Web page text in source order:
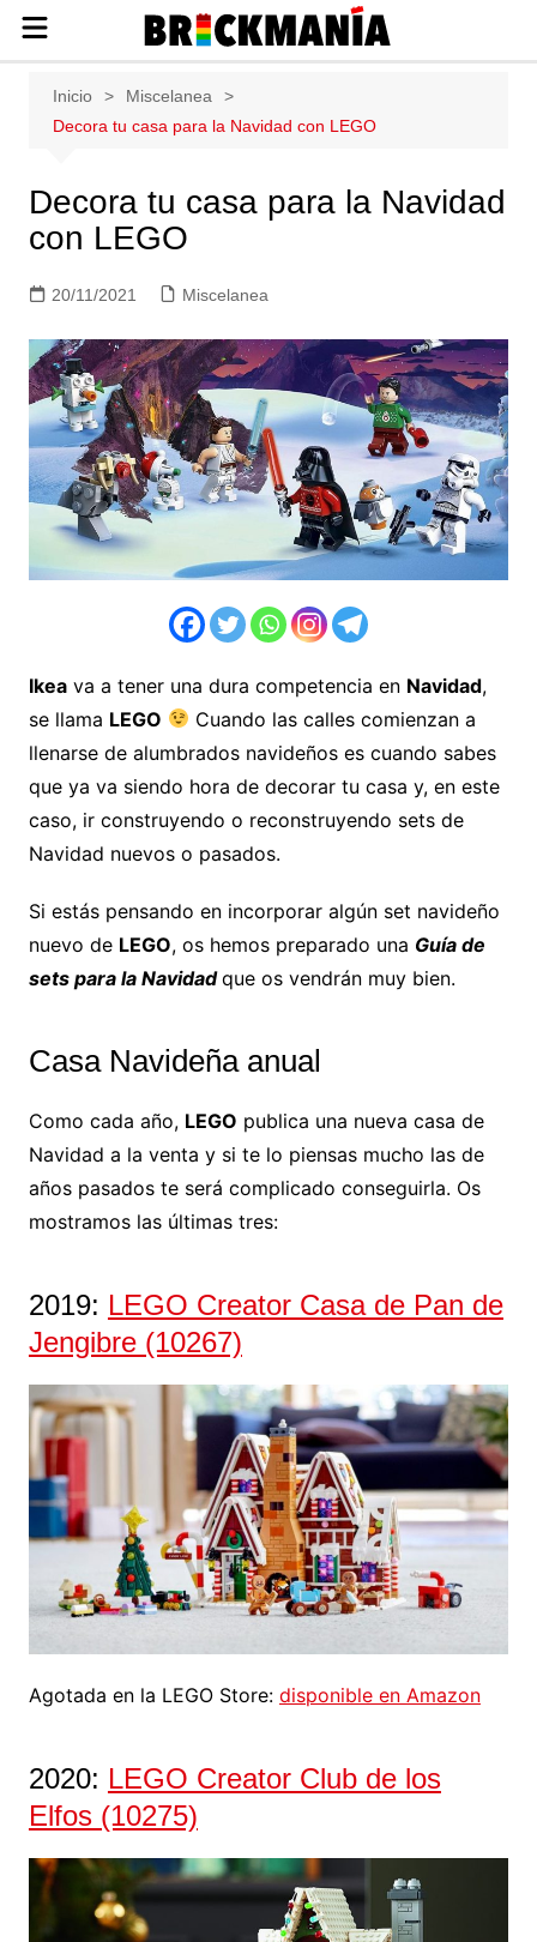
sobre las construcciones LEGO: Star
Wars, Harry Potter, City, Friends, Technic,
Inicio
Miscelanea
Decora tu casa para la Navidad con LEGO
Decora tu casa para la Navidad
con LEGO
20/11/2021 Miscelanea
Ikeava a tener una dura competencia en Navidad,
se llama LEGO
Cuando las calles comienzan a
llenarse de alumbrados navideños es cuando sabes
que ya va siendo hora de decorar tu casa y, en este
caso, ir construyendo o reconstruyendo sets de
Navidad nuevos o pasados.
Si estás pensando en incorporar algún set navideño
nuevo de LEGO, os hemos preparado una Guía de
sets para la Navidadque os vendrán muy bien.
Casa Navideña anual
Como cada año, LEGO publica una nueva casa de
Navidad a la venta y si te lo piensas mucho las de
años pasados te será complicado conseguirla. Os
mostramos las últimas tres:
2019: LEGO Creator Casa de Pan de
Jengibre (10267)
Agotada en la LEGO Store: disponible en Amazon
2020: LEGO Creator Club de los
Elfos (10275)